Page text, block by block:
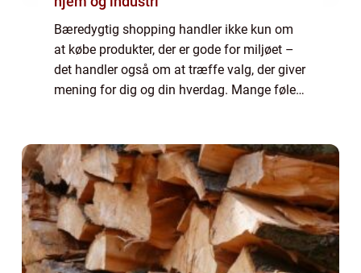
Bæredygtig shopping handler ikke kun om
at købe produkter, der er gode for miljøet –
det handler også om at træffe valg, der giver
mening for dig og din hverdag. Mange føler,